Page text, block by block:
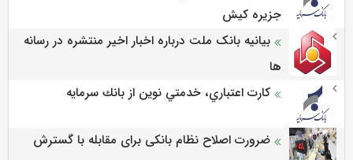
جزيره كيش
بیانیه بانک ملت درباره اخبار اخیر منتشره در رسانه
ها
كارت اعتباري، خدمتي نوين از بانك سرمايه
ضرورت اصلاح نظام بانکی برای مقابله با گسترش